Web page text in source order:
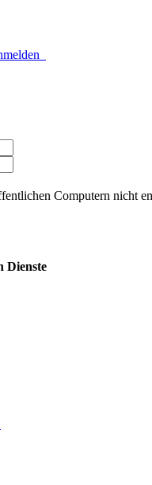
Computern nicht
Dienste